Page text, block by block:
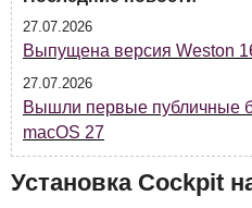
27.07.2026
Выпущена версия Weston
27.07.2026
Вышли первые публичные
macOS 27
Установка Cockpit